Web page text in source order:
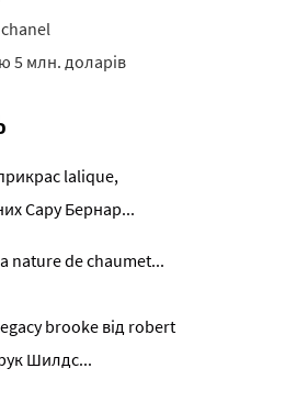
5 млн. доларів
lalique,
Сару Бернар...
nature de chaumet...
brooke від robert
Шилдс...